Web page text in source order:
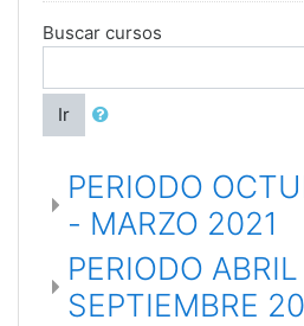
Buscar cursos
Ir
PERIODO
- MARZO 2021
PERIODO ABRIL
SEPTIEMBRE